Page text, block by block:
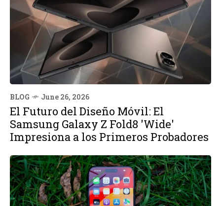
BLOG June 26, 2026
El Futuro del Diseño Móvil: El
Samsung Galaxy Z Fold8 'Wide'
Impresiona a los Primeros Probadores